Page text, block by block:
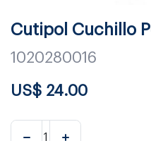
Cutipol Cuchillo
1020280016
US$ 24.00